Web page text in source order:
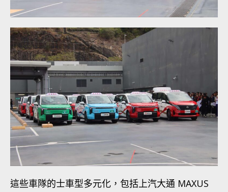
這些車隊的士車型多元化，包括上汽大通 MAXUS